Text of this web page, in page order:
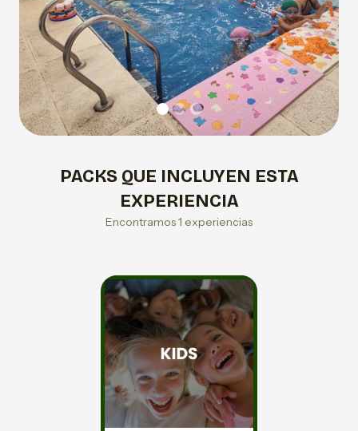
PACKS QUE INCLUYEN ESTA
EXPERIENCIA
Encontramos 1 experiencias